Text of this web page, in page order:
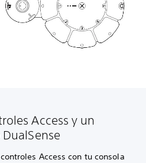
Access y un
Access con tu consola